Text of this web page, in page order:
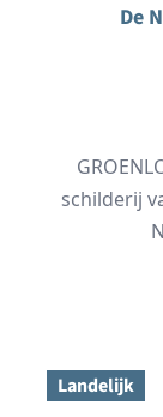
De
schilderij
Landelijk